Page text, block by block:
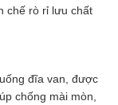
chế rò rỉ lưu chất
đĩa van, được
chống mài mòn,